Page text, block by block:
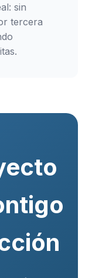
sin
tercera